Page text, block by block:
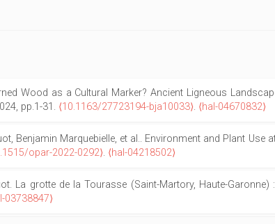
Wood as a Cultural Marker? Ancient Ligneous
pp.1-31. ⟨10.1163/27723194-bja10033⟩. ⟨hal-04670832⟩
Benjamin Marquebielle, et al.. Environment and Plant Use
opar-2022-0292⟩. ⟨hal-04218502⟩
La grotte de la Tourasse (Saint-Martory, Haute-
03738847⟩